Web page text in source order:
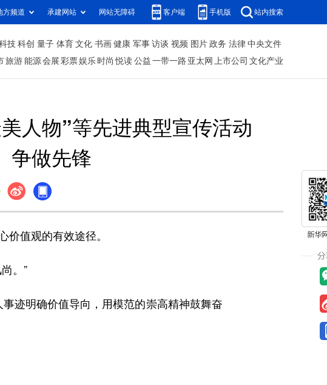
方频道 承建网站 网站无障碍 客户端 手机版 站内搜索
技 科创 量子 体育 文化 书画 健康 军事 访谈 视频 图片 政务 法律 中央文件
旅游 能源 会展 彩票娱乐 时尚 悦读 公益 一带一路 亚太网 上市公司 文化产业
人物”等先进典型宣传活动
争做先锋
值观的有效途径。
。”
迹明确价值导向，用模范的崇高精神鼓舞奋